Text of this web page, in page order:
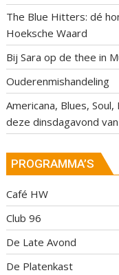
The Blue Hitters: dé
Hoeksche Waard
Bij Sara op de thee in
Ouderenmishandeling
Americana, Blues, Soul,
deze dinsdagavond
PROGRAMMA’S
Café HW
Club 96
De Late Avond
De Platenkast